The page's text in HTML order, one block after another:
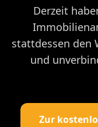
Derzeit
stattdessen den
und
Zur